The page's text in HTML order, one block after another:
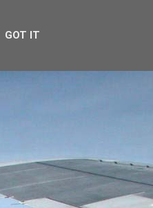
GOT IT